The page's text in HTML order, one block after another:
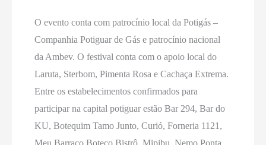
O evento conta com patrocínio local da Potigás –
Companhia Potiguar de Gás e patrocínio nacional
da Ambev. O festival conta com o apoio local do
Laruta, Sterbom, Pimenta Rosa e Cachaça Extrema.
Entre os estabelecimentos confirmados para
participar na capital potiguar estão Bar 294, Bar do
KU, Botequim Tamo Junto, Curió, Forneria 1121,
Meu Barraco Boteco Bistrô, Mipibu, Nemo Ponta